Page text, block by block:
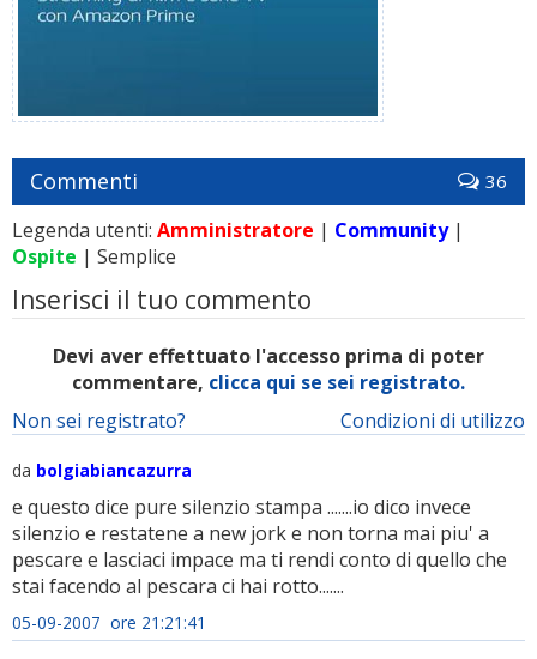
Commenti 36
Legenda utenti: Amministratore | Community|
Ospite | Semplice
Inserisci il tuo commento
Devi aver effettuato l'accesso prima di poter
commentare, clicca qui se sei registrato.
Condizioni di utilizzo
Non sei registrato?
da bolgiabiancazurra
e questo dice pure silenzio stampa .......io dico invece
silenzio e restatene a new jork e non torna mai piu' a
pescare e lasciaci impace ma ti rendi conto di quello che
stai facendo al pescara ci hai rotto.......
05-09-2007 ore 21:21:41